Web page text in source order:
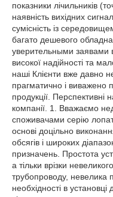
показники лічильників
наявність вихідних
сумісність із
багато дешевого
уверительными заявами
високої надійності та
наші Клієнти вже давно
прагматично і виважено
продукції. Перспективні
компанії. 1. Вважаємо
споживачами серію
основі доцільно
обсягів і широких
призначень. Простота
а тільки врізки
трубопроводу, невелика
необхідності в